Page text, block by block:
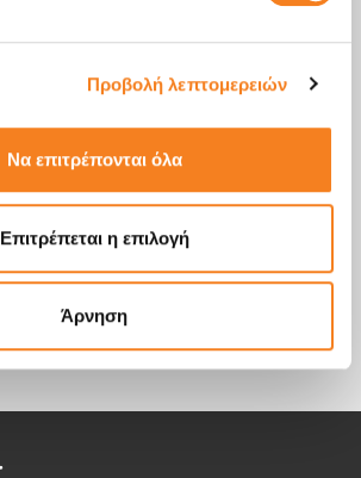
Προβολή λεπτομερειών
Να επιτρέπονται όλα
Επιτρέπεται η επιλογή
Άρνηση